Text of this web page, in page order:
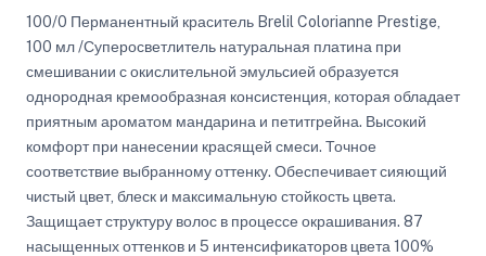
100/0 Перманентный краситель Brelil Colorianne Prestige,
100 мл /Суперосветлитель натуральная платина при
смешивании с окислительной эмульсией образуется
однородная кремообразная консистенция, которая обладает
приятным ароматом мандарина и петитгрейна. Высокий
комфорт при нанесении красящей смеси. Точное
соответствие выбранному оттенку. Обеспечивает сияющий
чистый цвет, блеск и максимальную стойкость цвета.
Защищает структуру волос в процессе окрашивания. 87
насыщенных оттенков и 5 интенсификаторов цвета 100%